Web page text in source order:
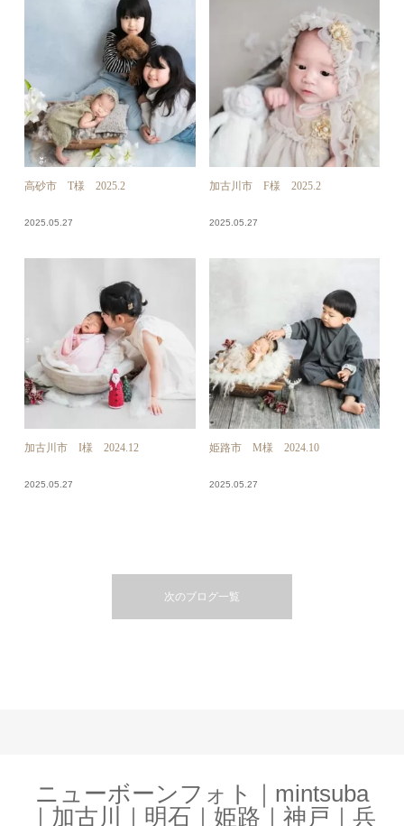
高砂市 T様 2025.2
2025.05.27
加古川市 F様 2025.2
2025.05.27
加古川市 I様 2024.12
2025.05.27
姫路市 M様 2024.10
2025.05.27
次のブログ一覧
ニューボーンフォト｜mintsuba
｜加古川｜明石｜姫路｜神戸｜兵